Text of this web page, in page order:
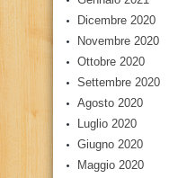
Dicembre 2020
Novembre 2020
Ottobre 2020
Settembre 2020
Agosto 2020
Luglio 2020
Giugno 2020
Maggio 2020